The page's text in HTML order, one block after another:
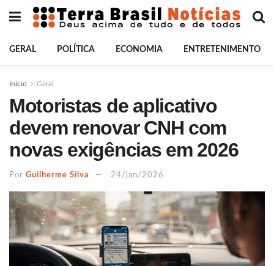
GERAL POLÍTICA ECONOMIA ENTRETENIMENTO
Início Geral
Motoristas de aplicativo
devem renovar CNH com
novas exigências em 2026
Por Guilherme Silva 24/jan/2026